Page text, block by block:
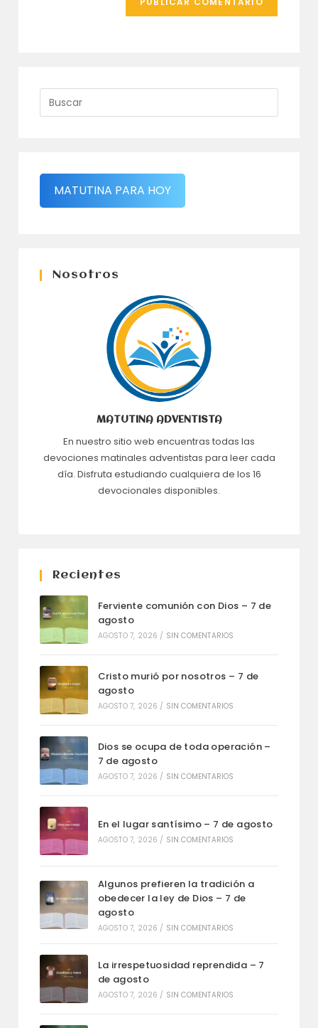
MATUTINA PARA HOY
Nosotros
MATUTINA ADVENTISTA
En nuestro sitio web encuentras todas las
devociones matinales adventistas para leer cada
día. Disfruta estudiando cualquiera de los 16
devocionales disponibles.
Recientes
Ferviente comunión con Dios – 7 de
agosto
AGOSTO 7, 2026 / SIN COMENTARIOS
Cristo murió por nosotros – 7 de
agosto
AGOSTO 7, 2026 / SIN COMENTARIOS
Dios se ocupa de toda operación –
7 de agosto
AGOSTO 7, 2026 / SIN COMENTARIOS
En el lugar santísimo – 7 de agosto
AGOSTO 7, 2026 / SIN COMENTARIOS
Algunos prefieren la tradición a
obedecer la ley de Dios – 7 de
agosto
AGOSTO 7, 2026 / SIN COMENTARIOS
La irrespetuosidad reprendida – 7
de agosto
AGOSTO 7, 2026 / SIN COMENTARIOS